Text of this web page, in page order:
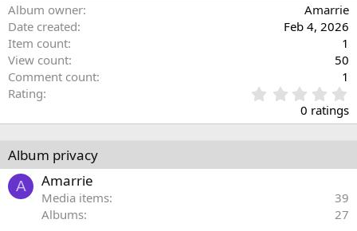
Album owner
Amarrie
Date created
Feb 4, 2026
Item count
1
View count
50
Comment count
1
Rating
.
0
t
0 ratings
Album privacy
A Amarrie
Media items
39
Albums
27